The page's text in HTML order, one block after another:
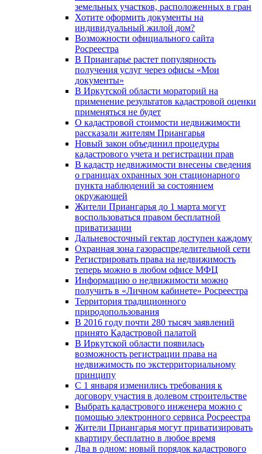
земельных участков, расположенных в гран
Хотите оформить документы на
индивидуальный жилой дом?
Возможности официального сайта
Росреестра
В Приангарье растет популярность
получения услуг через офисы «Мои
документы»
В Иркутской области мораторий на
применение результатов кадастровой оценки
применяться не будет
О кадастровой стоимости недвижимости
рассказали жителям Приангарья
Новый закон объединил процедуры
кадастрового учета и регистрации прав
В кадастр недвижимости внесены сведения
о границах охранных зон стационарного
пункта наблюдений за состоянием
окружающей
Жители Приангарья до 1 марта могут
воспользоваться правом бесплатной
приватизации
Дальневосточный гектар доступен каждому
Охранная зона газораспределительной сети
Регистрировать права на недвижимость
теперь можно в любом офисе МФЦ
Информацию о недвижимости можно
получить в «Личном кабинете» Росреестра
Территория традиционного
природопользования
В 2016 году почти 280 тысяч заявлений
принято Кадастровой палатой
В Иркутской области появилась
возможность регистрации права на
недвижимость по экстерриториальному
принципу
C 1 января изменились требования к
договору участия в долевом строительстве
Выбрать кадастрового инженера можно с
помощью электронного сервиса Росреестра
Жители Приангарья могут приватизировать
квартиру бесплатно в любое время
Два в одном: новый порядок кадастрового